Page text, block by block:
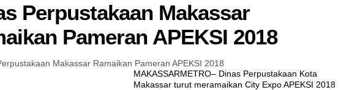
Perpustakaan Makassar
Pameran APEKSI 2018
MAKASSARMETRO– Dinas Perpustakaan Kota
Makassar turut meramaikan City Expo APEKSI 2018